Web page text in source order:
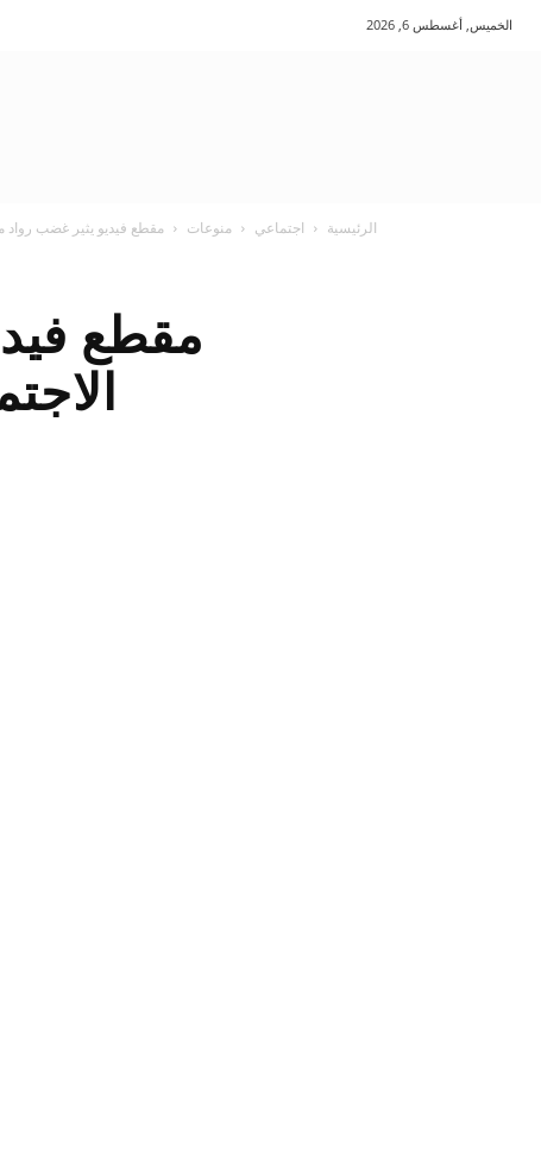
الخميس, أغسطس 6, 2026
الرئيسية اجتماعي منوعات مقطع فيديو يثير غضب
مقطع